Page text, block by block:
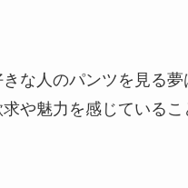
な人のパンツを見る
や魅力を感じているこ